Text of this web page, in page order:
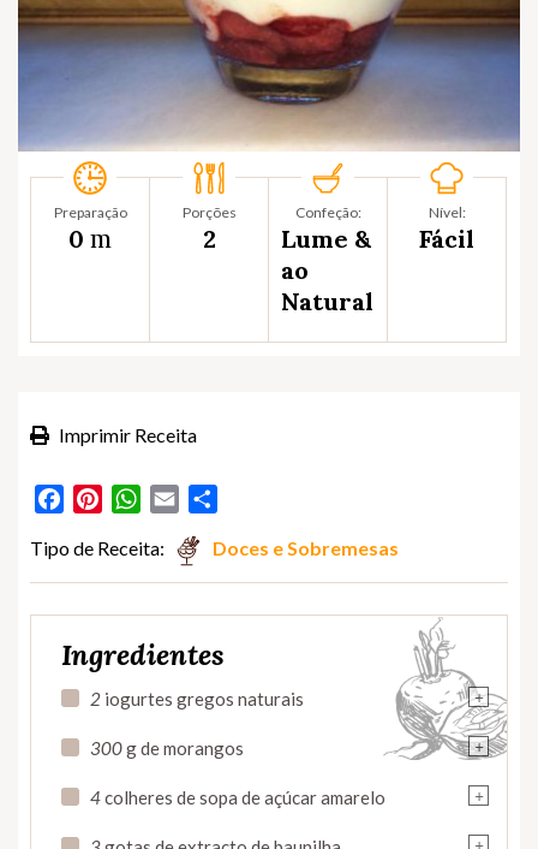
Preparação
0 m
Porções
2
Confeção:
Lume &
ao
Natural
Nível:
Fácil
Imprimir Receita
FacebookPinterestWhatsApp
Email
Tipo de Receita: Doces e Sobremesas
Ingredientes
+
2 iogurtes gregos naturais
+
300g de morangos
+
4colheres de sopa de açúcar amarelo
+